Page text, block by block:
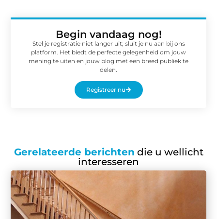
Begin vandaag nog!
Stel je registratie niet langer uit; sluit je nu aan bij ons
platform. Het biedt de perfecte gelegenheid om jouw
mening te uiten en jouw blog met een breed publiek te
delen.
Registreer nu
Gerelateerde berichten die u wellicht
interesseren